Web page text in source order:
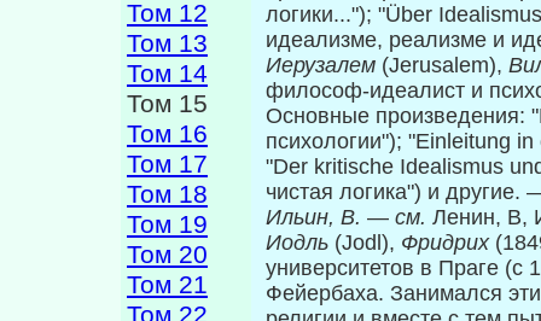
Том 12
Том 13
Том 14
Том 15
Том 16
Том 17
Том 18
Том 19
Том 20
Том 21
Том 22
логики..."); "Über
идеализме, реализме и
Иерузалем (Jerusalem),
философ-идеалист и
Основные произведения:
психологии"); "Einleitung
"Der kritische Idealismus
чистая логика") и другие.
Ильин, В. — см. Ленин, В,
Иодль (Jodl), Фридрих
университетов в Праге (с
Фейербаха. Занимался